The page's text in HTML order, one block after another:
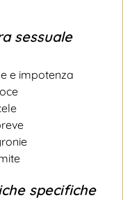
sessuale
e impotenza
specifiche